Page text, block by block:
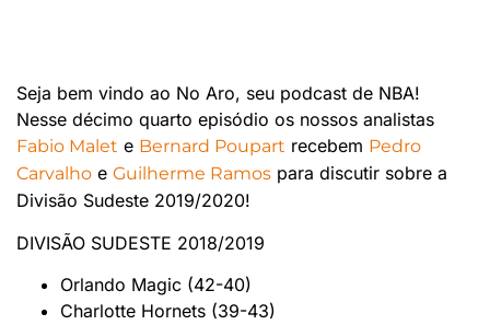
Seja bem vindo ao No Aro, seu podcast de NBA!
Nesse décimo quarto episódio os nossos analistas
Fabio Malet e Bernard Poupart recebem Pedro
Carvalho e Guilherme Ramos para discutir sobre a
Divisão Sudeste 2019/2020!
DIVISÃO SUDESTE 2018/2019
Orlando Magic (42-40)
Charlotte Hornets (39-43)